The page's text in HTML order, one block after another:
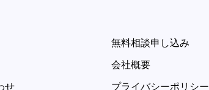
せ
無料相談申し込み
会社概要
プライバシーポリシー